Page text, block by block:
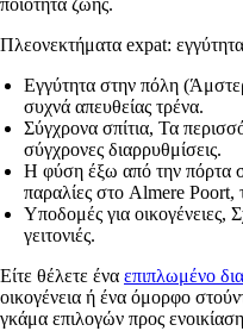
ποιότητα ζωής.
Πλεονεκτήματα expat:
Εγγύτητα στην πόλη
συχνά απευθείας τρένα.
Σύγχρονα σπίτια, Τα
σύγχρονες διαρρυθμίσεις.
Η φύση έξω από την πόρτα
παραλίες στο Almere Poort,
Υποδομές για οικογένειες,
γειτονιές.
Είτε θέλετε ένα επιπλωμένο
οικογένεια ή ένα όμορφο
γκάμα επιλογών προς